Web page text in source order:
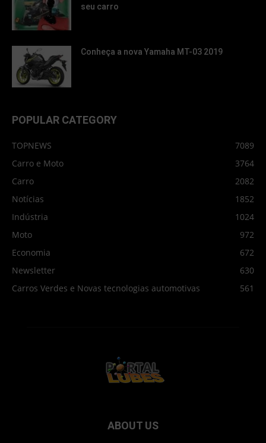
seu carro
Conheça a nova Yamaha MT-03 2019
POPULAR CATEGORY
TOPNEWS
7089
Carro e Moto
3764
Carro
2082
Notícias
1852
Indústria
1024
Moto
972
Economia
672
Newsletter
630
Carros Verdes e Novas tecnologias automotivas
561
ABOUT US